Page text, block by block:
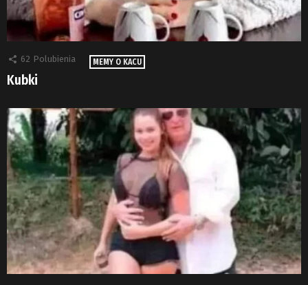
62 Polubienia MEMY O KACU
Kubki